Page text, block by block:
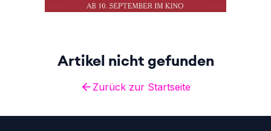
Artikel nicht gefunden
Zurück zur Startseite